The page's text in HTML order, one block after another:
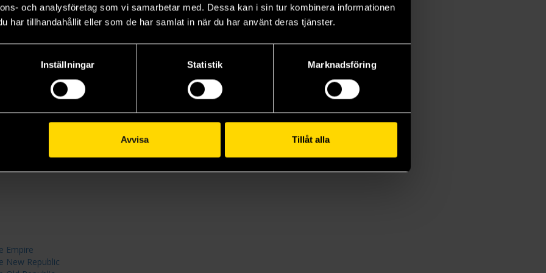
och analysföretag som vi samarbetar med. Dessa kan i sin tur kombinera informationen
har tillhandahållit eller som de har samlat in när du har använt deras tjänster.
Inställningar Statistik Marknadsföring
Avvisa Tillåt alla
Novels
Empire
New Republic